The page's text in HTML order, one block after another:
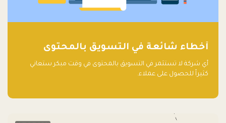
أخطاء شائعة في التسويق بالمحتوى
أي شركة لا تستثمر في التسويق بالمحتوى في وقت مبكر ستعاني
كثيراً للحصول على عملاء.